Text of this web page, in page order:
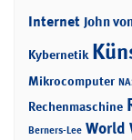
Internet John
Kybernetik
Mikrocomputer
Rechenmaschine
Berners-Lee World